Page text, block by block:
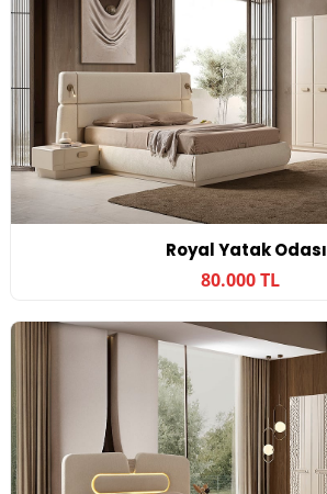
Royal Yatak Odası
80.000 TL